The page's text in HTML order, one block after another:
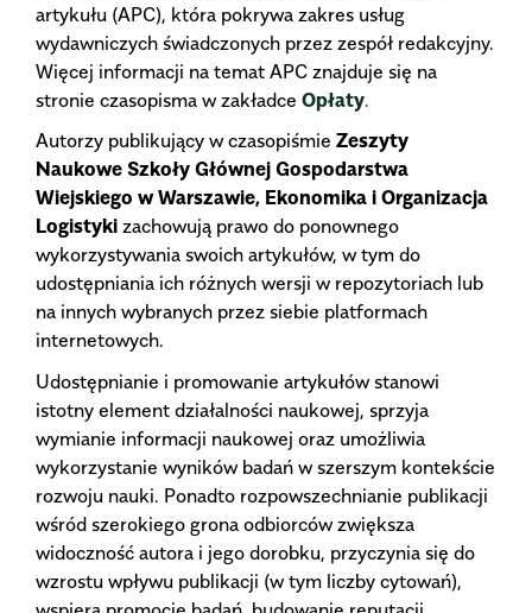
artykułu (APC), która pokrywa zakres usług
wydawniczych świadczonych przez zespół redakcyjny.
Więcej informacji na temat APC znajduje się na
stronie czasopisma w zakładce Opłaty.
Autorzy publikujący w czasopiśmie Zeszyty
Naukowe Szkoły Głównej Gospodarstwa
Wiejskiego w Warszawie, Ekonomika i Organizacja
Logistyki zachowują prawo do ponownego
wykorzystywania swoich artykułów, w tym do
udostępniania ich różnych wersji w repozytoriach lub
na innych wybranych przez siebie platformach
internetowych.
Udostępnianie i promowanie artykułów stanowi
istotny element działalności naukowej, sprzyja
wymianie informacji naukowej oraz umożliwia
wykorzystanie wyników badań w szerszym kontekście
rozwoju nauki. Ponadto rozpowszechnianie publikacji
wśród szerokiego grona odbiorców zwiększa
widoczność autora i jego dorobku, przyczynia się do
wzrostu wpływu publikacji (w tym liczby cytowań),